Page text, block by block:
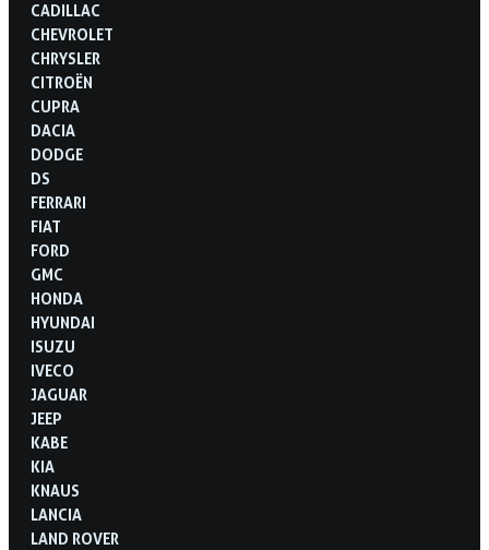
CADILLAC
CHEVROLET
CHRYSLER
CITROËN
CUPRA
DACIA
DODGE
DS
FERRARI
FIAT
FORD
GMC
HONDA
HYUNDAI
ISUZU
IVECO
JAGUAR
JEEP
KABE
KIA
KNAUS
LANCIA
LAND ROVER